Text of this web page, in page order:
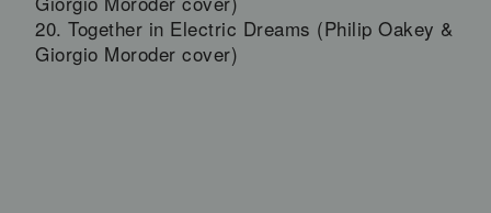
20. Together in Electric Dreams (Philip Oakey &
Giorgio Moroder cover)